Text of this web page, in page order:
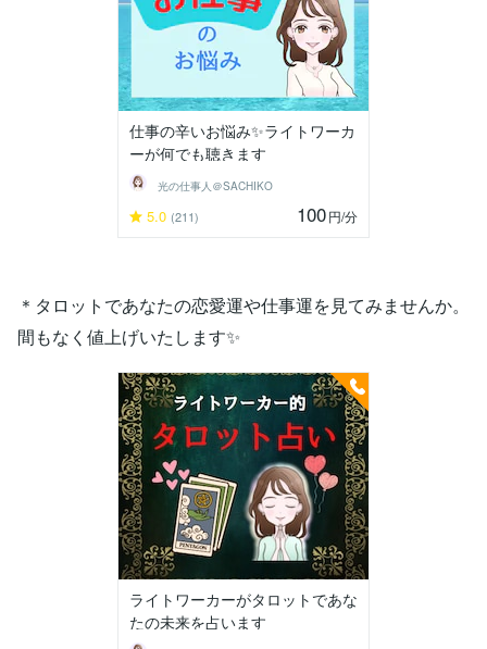
仕事の辛いお悩み✨️ライトワーカ
ーが何でも聴きます
光の仕事人＠SACHIKO
5.0 (211) 100円/分
＊タロットであなたの恋愛運や仕事運を見てみませんか。
間もなく値上げいたします✨️
ライトワーカーがタロットであな
たの未来を占います